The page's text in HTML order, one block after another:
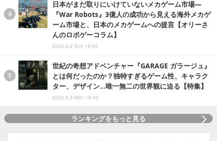
日本がまだ取りにいけていないメカゲーム市場―
『War Robots』3億人の成功から見える海外メカゲ
ーム市場と、日本のメカゲームへの提言【オリーさ
んのロボゲーコラム】
2026.8.2 Sun 18:45
世紀の奇想アドベンチャー『GARAGE ガラージュ』
とは何だったのか？独特すぎるゲーム性、キャラク
ター、デザイン…唯一無二の世界観に迫る【特集】
2026.8.3 Mon 18:45
ランキングをもっと見る